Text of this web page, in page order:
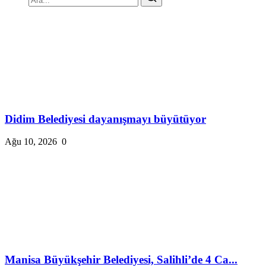
Didim Belediyesi dayanışmayı büyütüyor
Ağu 10, 2026 0
Manisa Büyükşehir Belediyesi, Salihli’de 4 Ca...